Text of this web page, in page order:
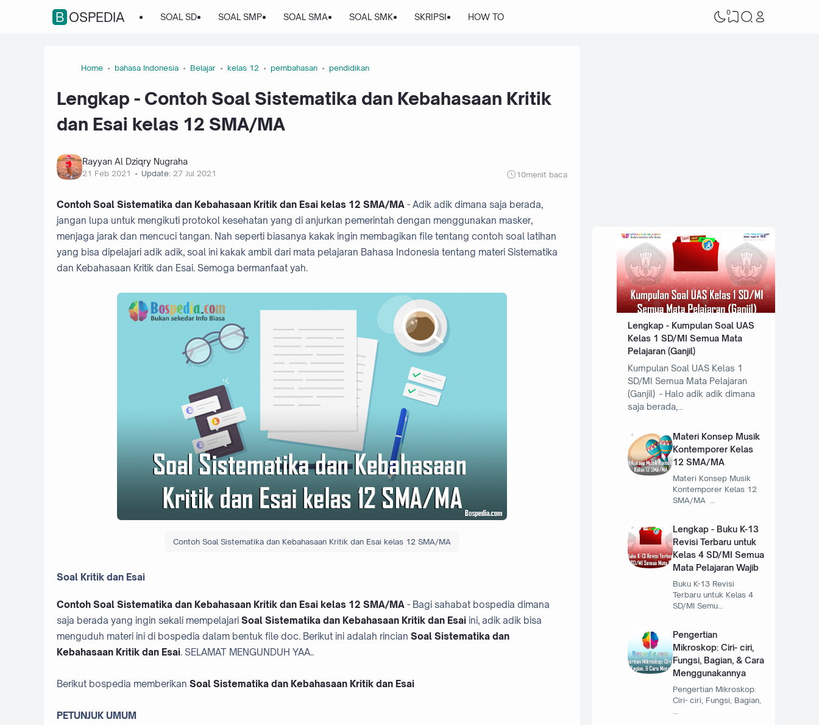
BOSPEDIA SOAL SD SOAL SMP SOAL SMA SOAL SMK SKRIPSI HOW TO 0
Home bahasa Indonesia Belajar kelas 12 pembahasan pendidikan
Lengkap - Contoh Soal Sistematika dan Kebahasaan Kritik
dan Esai kelas 12 SMA/MA
Rayyan Al Dziqry Nugraha
21 Feb 2021 Update: 27 Jul 2021 10menit baca
Contoh Soal Sistematika dan Kebahasaan Kritik dan Esai kelas 12 SMA/MA - Adik adik dimana saja berada,
jangan lupa untuk mengikuti protokol kesehatan yang di anjurkan pemerintah dengan menggunakan masker,
menjaga jarak dan mencuci tangan. Nah seperti biasanya kakak ingin membagikan file tentang contoh soal latihan
yang bisa dipelajari adik adik, soal ini kakak ambil dari mata pelajaran Bahasa Indonesia tentang materi Sistematika
dan Kebahasaan Kritik dan Esai. Semoga bermanfaat yah.
Contoh Soal Sistematika dan Kebahasaan Kritik dan Esai kelas 12 SMA/MA
Soal Kritik dan Esai
Contoh Soal Sistematika dan Kebahasaan Kritik dan Esai kelas 12 SMA/MA - Bagi sahabat bospedia dimana
saja berada yang ingin sekali mempelajari Soal Sistematika dan Kebahasaan Kritik dan Esai ini, adik adik bisa
menguduh materi ini di bospedia dalam bentuk file doc. Berikut ini adalah rincian Soal Sistematika dan
Kebahasaan Kritik dan Esai. SELAMAT MENGUNDUH YAA..
Berikut bospedia memberikan Soal Sistematika dan Kebahasaan Kritik dan Esai
PETUNJUK UMUM
Lengkap - Kumpulan Soal UAS
Kelas 1 SD/MI Semua Mata
Pelajaran (Ganjil)
Kumpulan Soal UAS Kelas 1
SD/MI Semua Mata Pelajaran
(Ganjil) - Halo adik adik dimana
saja berada,…
Materi Konsep Musik
Kontemporer Kelas
12 SMA/MA
Materi Konsep Musik
Kontemporer Kelas 12
SMA/MA …
Lengkap - Buku K-13
Revisi Terbaru untuk
Kelas 4 SD/MI Semua
Mata Pelajaran Wajib
Buku K-13 Revisi
Terbaru untuk Kelas 4
SD/MI Semu…
Pengertian
Mikroskop: Ciri- ciri,
Fungsi, Bagian, & Cara
Menggunakannya
Pengertian Mikroskop:
Ciri- ciri, Fungsi, Bagian,